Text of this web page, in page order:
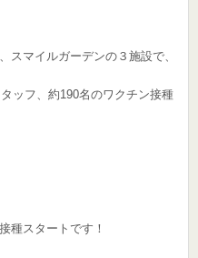
スマイルガーデンの３施設で、
ッフ、約190名のワクチン接種
種スタートです！